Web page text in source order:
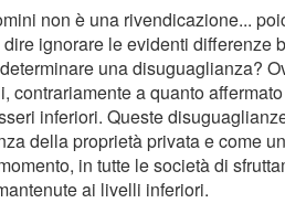
non è una rivendicazione...
ignorare le evidenti differenze
una disuguaglianza?
a quanto
inferiori. Queste
della proprietà privata e come
in tutte le società di
ai livelli inferiori.